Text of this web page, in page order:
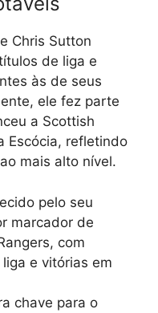
Chris Sutton
de liga e
às de seus
ele fez parte
a Scottish
Escócia, refletindo
mais alto nível.
pelo seu
marcador de
com
e vitórias em
chave para o